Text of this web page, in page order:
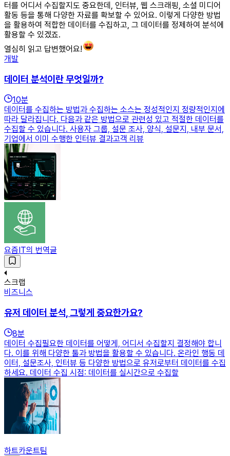
터를 어디서 수집할지도 중요한데, 인터뷰, 웹 스크래핑, 소셜 미디어
활동 등을 통해 다양한 자료를 확보할 수 있어요. 이렇게 다양한 방법
을 활용하여 적합한 데이터를 수집하고, 그 데이터를 정제하여 분석에
활용할 수 있겠죠.
열심히 읽고 답변했어요!
개발
데이터 분석이란 무엇일까?
10분
데이터를 수집하는 방법과 수집하는 소스는 정성적인지 정량적인지에
따라 달라집니다. 다음과 같은 방법으로 관련성 있고 적절한 데이터를
수집할 수 있습니다. 사용자 그룹, 설문 조사, 양식, 설문지, 내부 문서,
기업에서 이미 수행한 인터뷰 결과고객 리뷰
요즘IT의 번역글
스크랩
비즈니스
유저 데이터 분석, 그렇게 중요한가요?
8분
데이터 수집필요한 데이터를 어떻게, 어디서 수집할지 결정해야 합니
다. 이를 위해 다양한 툴과 방법을 활용할 수 있습니다. 온라인 행동 데
이터, 설문조사, 인터뷰 등 다양한 방법으로 유저로부터 데이터를 수집
하세요. 데이터 수집 시점: 데이터를 실시간으로 수집할
하트카운트팀